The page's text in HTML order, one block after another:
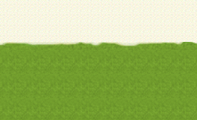
個人情報を与えるこ
意をいただけない場
お問い合わせ・ご相